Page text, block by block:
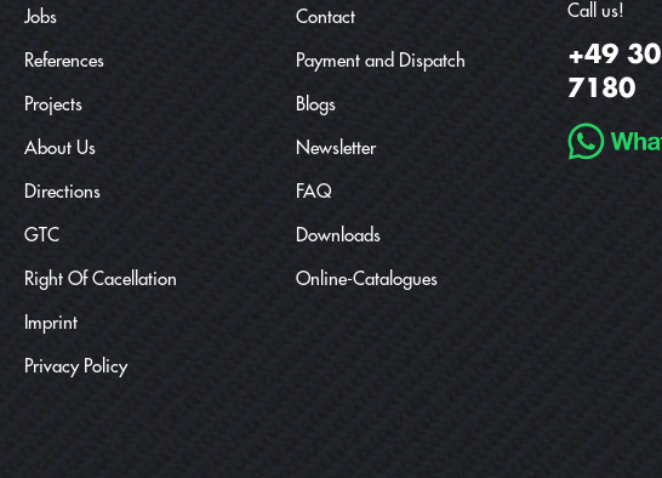
Jobs
References
Projects
About Us
Directions
GTC
Right Of Cacellation
Imprint
Privacy Policy
Contact
Payment and Dispatch
Blogs
Newsletter
FAQ
Downloads
Online-Catalogues
Call us!
+49
7180